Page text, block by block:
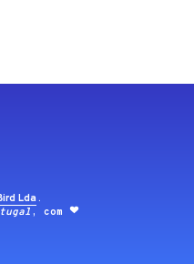
Lda .
, com